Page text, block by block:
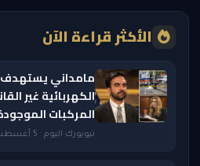
الأكثر قراءة الآن
مامداني يستهدف
الكهربائية غير
المركبات
نيويورك اليوم · 5 أغسطس 2026 — 6:50 PM